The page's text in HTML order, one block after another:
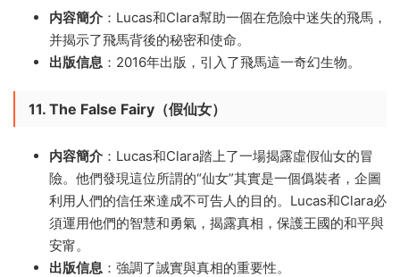
内容簡介 ：Lucas和Clara幫助一個在危險中迷失的飛馬，
并揭示了飛馬背後的秘密和使命。
出版信息 ：2016年出版，引入了飛馬這一奇幻生物。
11. The False Fairy（假仙女）
内容簡介 ：Lucas和Clara踏上了一場揭露虛假仙女的冒
險。他們發現這位所謂的“仙女”其實是一個僞裝者，企圖
利用人們的信任來達成不可告人的目的。Lucas和Clara必
須運用他們的智慧和勇氣，揭露真相，保護王國的和平與
安甯。
出版信息 ：強調了誠實與真相的重要性。